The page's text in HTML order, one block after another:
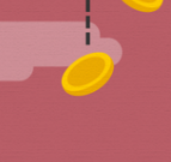
komentarzy.